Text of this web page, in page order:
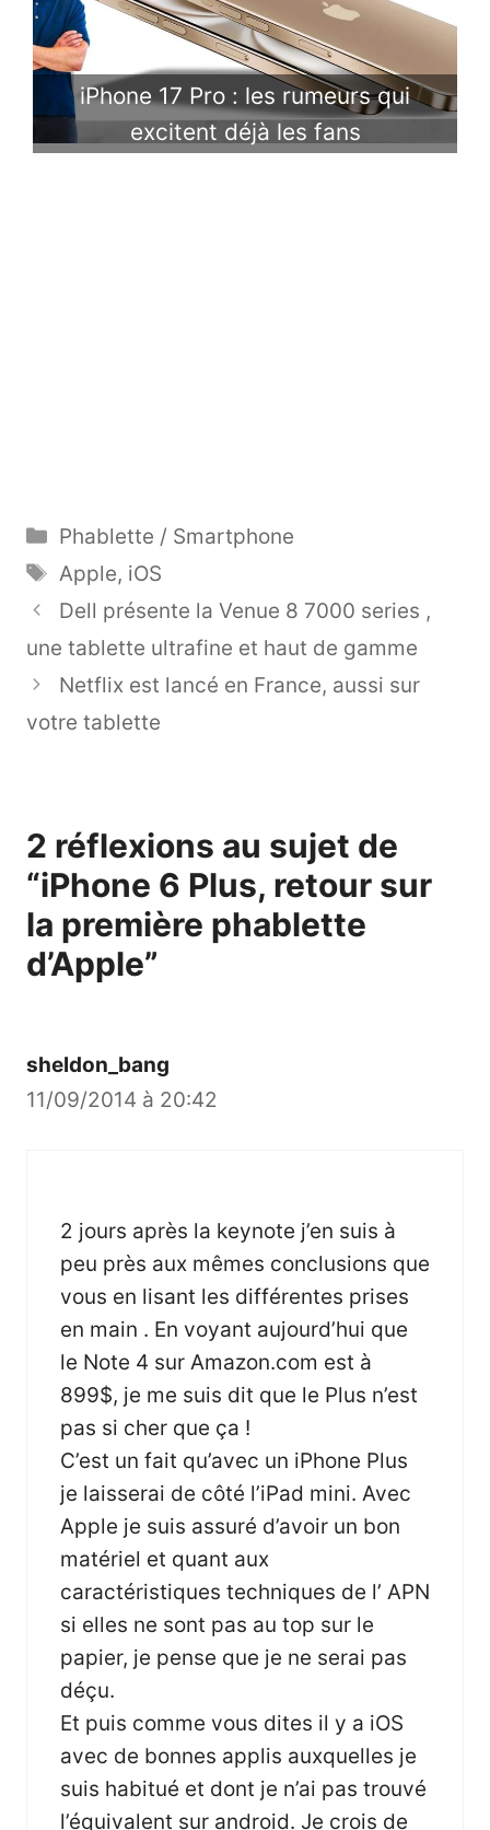
iPhone 17 Pro : les rumeurs qui
excitent déjà les fans
Catégories
Phablette / Smartphone
Étiquettes
Apple, iOS
Dell présente la Venue 8 7000 series ,
une tablette ultrafine et haut de gamme
Netflix est lancé en France, aussi sur
votre tablette
2 réflexions au sujet de
“iPhone 6 Plus, retour sur
la première phablette
d’Apple”
sheldon_bang
11/09/2014 à 20:42
2 jours après la keynote j’en suis à
peu près aux mêmes conclusions que
vous en lisant les différentes prises
en main . En voyant aujourd’hui que
le Note 4 sur Amazon.com est à
899$, je me suis dit que le Plus n’est
pas si cher que ça !
C’est un fait qu’avec un iPhone Plus
je laisserai de côté l’iPad mini. Avec
Apple je suis assuré d’avoir un bon
matériel et quant aux
caractéristiques techniques de l’ APN
si elles ne sont pas au top sur le
papier, je pense que je ne serai pas
déçu.
Et puis comme vous dites il y a iOS
avec de bonnes applis auxquelles je
suis habitué et dont je n’ai pas trouvé
l’équivalent sur android. Je crois de